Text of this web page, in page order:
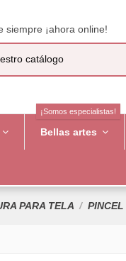
siempre ¡ahora online!
Bellas artes
¡Somos especialistas!
PARA TELA